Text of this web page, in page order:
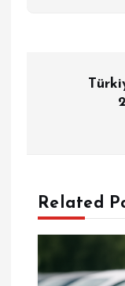
g
e
Related